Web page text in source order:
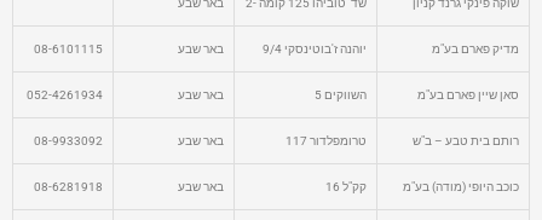
שוקה פינקי גרנד קניון שד' טוביהו 125 קומה -2 באר שבע
מדיק פארם בע"מ יוהנה ז'בוטינסקי 9/4 באר שבע 08-6101115
סאן שיין פארם בע"מ השווקים 5 באר שבע 052-4261934
רותם בית טבע – ב"ש טרומפלדור 117 באר שבע 08-9933092
כוכב היופי (מודה) בע"מ קק"ל 16 באר שבע 08-6281918